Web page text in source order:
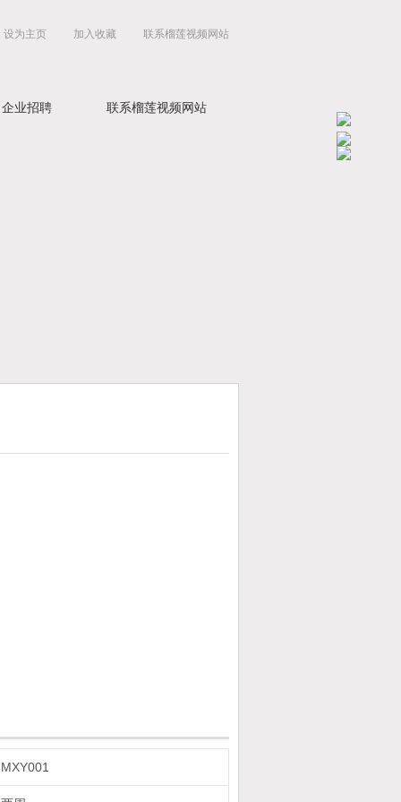
设为主页 加入收藏 联系榴莲视频网站
企业招聘 联系榴莲视频网站
MXY001